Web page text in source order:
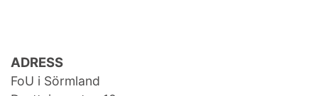
ADRESS
FoU i Sörmland